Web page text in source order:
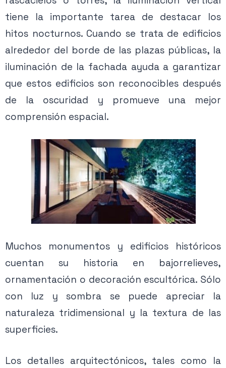
tiene la importante tarea de destacar los
hitos nocturnos. Cuando se trata de edificios
alrededor del borde de las plazas públicas, la
iluminación de la fachada ayuda a garantizar
que estos edificios son reconocibles después
de la oscuridad y promueve una mejor
comprensión espacial.
Muchos monumentos y edificios históricos
cuentan su historia en bajorrelieves,
ornamentación o decoración escultórica. Sólo
con luz y sombra se puede apreciar la
naturaleza tridimensional y la textura de las
superficies.
Los detalles arquitectónicos, tales como la